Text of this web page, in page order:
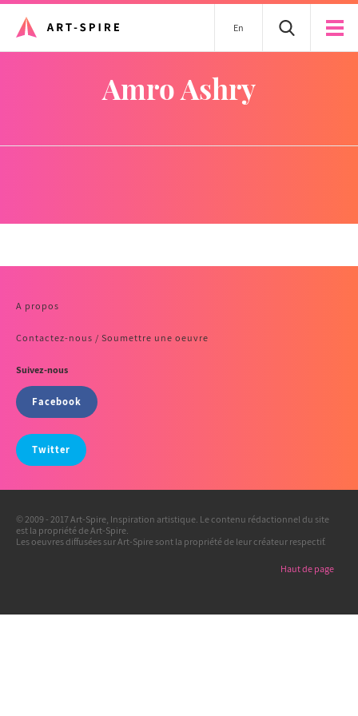
En
Amro Ashry
A propos
Contactez-nous / Soumettre une oeuvre
Suivez-nous
Facebook
Twitter
© 2009 - 2017 Art-Spire, Inspiration artistique. Le contenu rédactionnel du site
est la propriété de Art-Spire.
Les oeuvres diffusées sur Art-Spire sont la propriété de leur créateur respectif.
Haut de page